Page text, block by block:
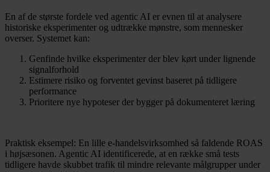
En af de største fordele ved agentic AI er evnen til at analysere
historiske eksperimenter og udtrække mønstre, som mennesker
overser. Systemet kan:
Genfinde hvilke eksperimenter der blev kørt under lignende
signalforhold
Estimere risiko og forventet gevinst baseret på tidligere
performance
Prioritere nye hypoteser der bygger på dokumenteret læring
Praktisk eksempel: En lille e-handelsvirksomhed så faldende ROAS
i højsæsonen. Agentic AI identificerede, at en række små tests
tidligere havde skubbet trafik til mindre relevante målgrupper under